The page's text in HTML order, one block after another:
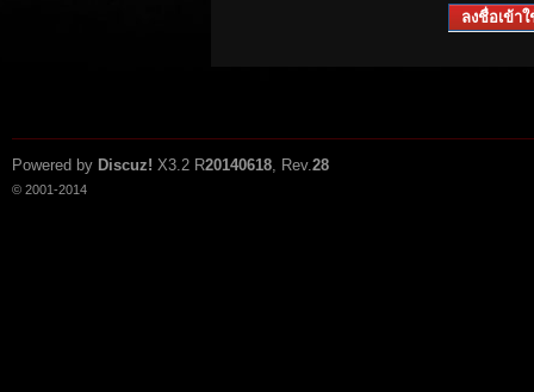
ลงชื่อเข้าใ
Powered by Discuz! X3.2 R20140618, Rev.28
© 2001-2014